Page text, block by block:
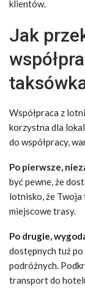
klientów.
Jak
Współpraca z
korzystna dla
do współpracy,
Po pierwsze,
być pewne, że
lotnisko, że
miejscowe trasy.
Po drugie,
dostępnych tuż
podróżnych.
transport do